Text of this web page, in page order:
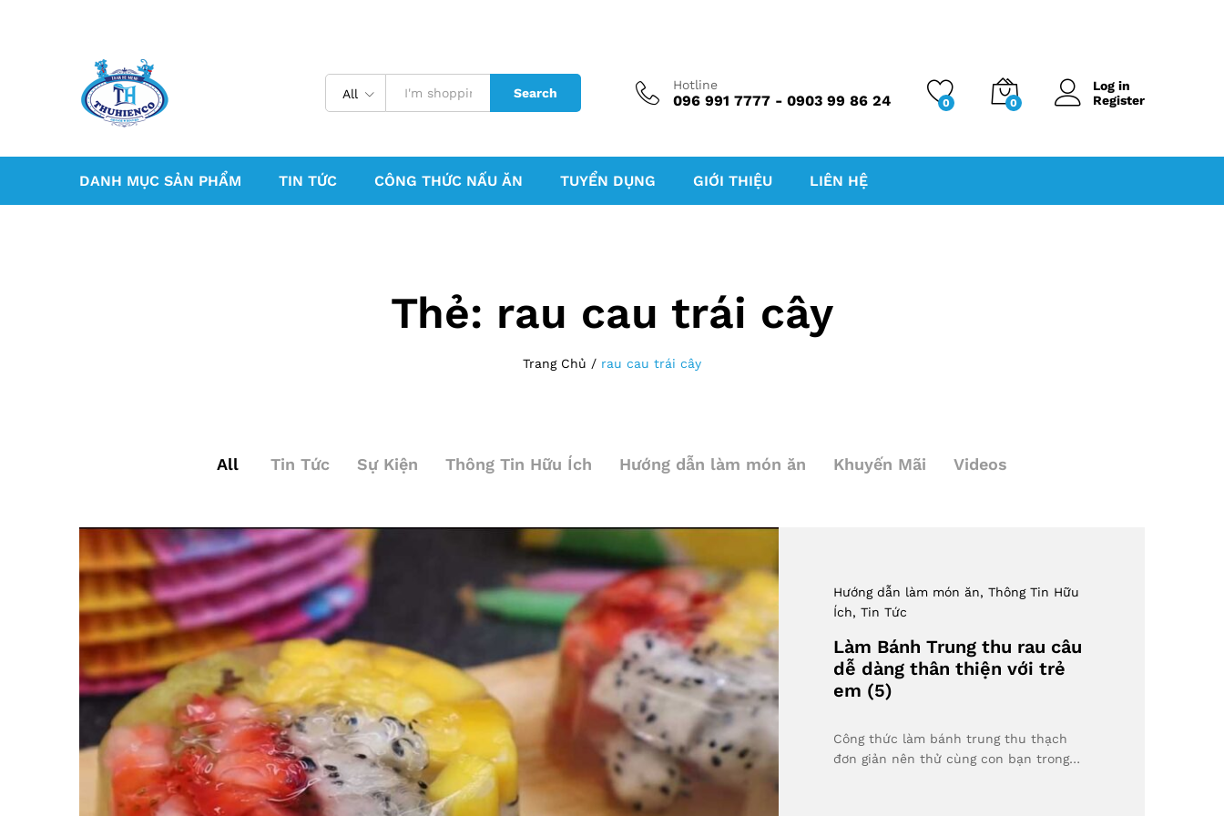
All Search
Hotline
096 991 7777 - 0903 99 86 24 0 0
Log in
Register
DANH MỤC SẢN PHẨM TIN TỨC CÔNG THỨC NẤU ĂN TUYỂN DỤNG GIỚI THIỆU LIÊN HỆ
Thẻ: rau cau trái cây
Trang Chủ / rau cau trái cây
All Tin Tức Sự Kiện Thông Tin Hữu Ích Hướng dẫn làm món ăn Khuyến Mãi Videos
Hướng dẫn làm món ăn, Thông Tin Hữu
Ích, Tin Tức
Làm Bánh Trung thu rau câu
dễ dàng thân thiện với trẻ
em (5)
Công thức làm bánh trung thu thạch
đơn giản nên thử cùng con bạn trong…